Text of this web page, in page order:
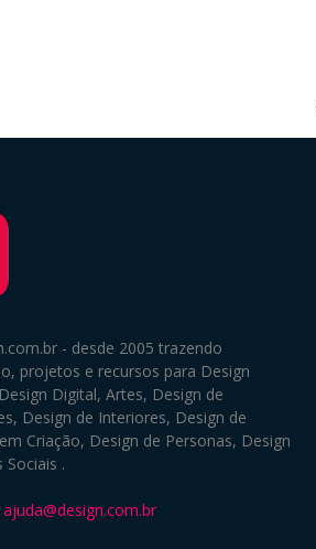
- desde 2005 trazendo
projetos e recursos para Design
Digital, Artes, Design de
Design de Interiores, Design de
Criação, Design de Personas, Design
Sociais .
ajuda@design.com.br